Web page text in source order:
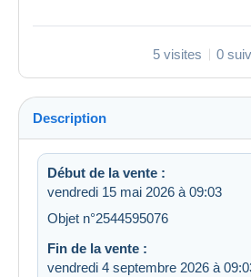
5 visites 0
Description
Début de la vente :
vendredi 15 mai 2026 à 09:03
Objet n°2544595076
Fin de la vente :
vendredi 4 septembre 2026 à